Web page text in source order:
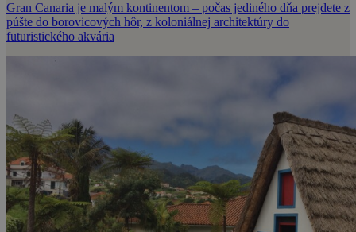
Gran Canaria je malým kontinentom – počas jediného dňa prejdete z
púšte do borovicových hôr, z koloniálnej architektúry do
futuristického akvária